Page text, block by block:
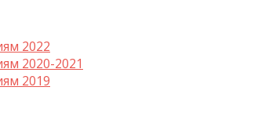
2022
2020-2021
2019